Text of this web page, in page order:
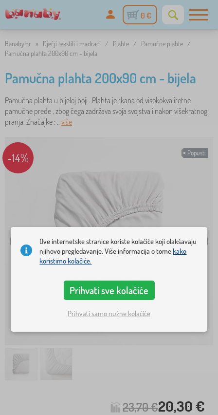
0 €
Banaby.hr » Dječji tekstili i madraci / Plahte / Pamučne plahte /
Pamučna plahta 200x90 cm - bijela
Pamučna plahta 200x90 cm - bijela
Pamučna plahta u bijeloj boji . Plahta je tkana od visokokvalitetne
pamučne pređe , zbog čega zadržava svoja svojstva i nakon višekratnog
pranja. Značajke : .. više
Popusti
-14%
23,70 €20,30 €
Ove internetske stranice koriste kolačiće koji olakšavaju
njihovo pregledavanje. Više informacija o tomekako
koristimo kolačiće.
Prihvati sve kolačiće
Prihvati samo nužne kolačiće